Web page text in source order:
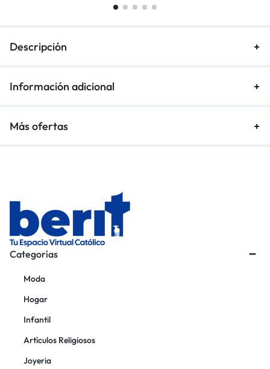
Descripción
Información adicional
Más ofertas
Categorías
Moda
Hogar
Infantil
Artículos Religiosos
Joyeria